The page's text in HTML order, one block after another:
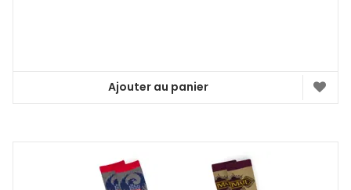
Ajouter au panier